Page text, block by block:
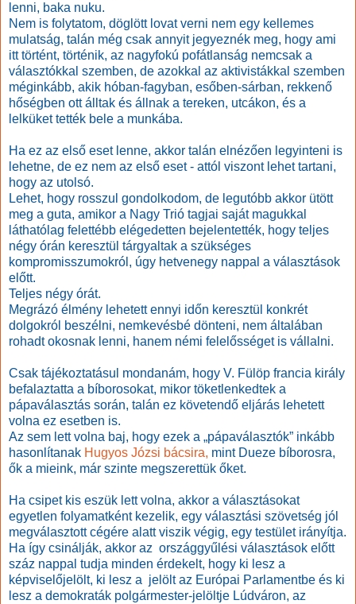
lenni, baka nuku.
Nem is folytatom, döglött lovat verni nem egy kellemes
mulatság, talán még csak annyit jegyeznék meg, hogy ami
itt történt, történik, az nagyfokú pofátlanság nemcsak a
választókkal szemben, de azokkal az aktivistákkal szemben
méginkább, akik hóban-fagyban, esőben-sárban, rekkenő
hőségben ott álltak és állnak a tereken, utcákon, és a
lelküket tették bele a munkába.
Ha ez az első eset lenne, akkor talán elnézően legyinteni is
lehetne, de ez nem az első eset - attól viszont lehet tartani,
hogy az utolsó.
Lehet, hogy rosszul gondolkodom, de legutóbb akkor ütött
meg a guta, amikor a Nagy Trió tagjai saját magukkal
láthatólag felettébb elégedetten bejelentették, hogy teljes
négy órán keresztül tárgyaltak a szükséges
kompromisszumokról, úgy hetvenegy nappal a választások
előtt.
Teljes négy órát.
Megrázó élmény lehetett ennyi időn keresztül konkrét
dolgokról beszélni, nemkevésbé dönteni, nem általában
rohadt okosnak lenni, hanem némi felelősséget is vállalni.
Csak tájékoztatásul mondanám, hogy V. Fülöp francia király
befalaztatta a bíborosokat, mikor töketlenkedtek a
pápaválasztás során, talán ez követendő eljárás lehetett
volna ez esetben is.
Az sem lett volna baj, hogy ezek a „pápaválasztók” inkább
hasonlítanak Hugyos Józsi bácsira, mint Dueze bíborosra,
ők a mieink, már szinte megszerettük őket.
Ha csipet kis eszük lett volna, akkor a választásokat
egyetlen folyamatként kezelik, egy választási szövetség jól
megválasztott cégére alatt viszik végig, egy testület irányítja.
Ha így csinálják, akkor az országgyűlési választások előtt
száz nappal tudja minden érdekelt, hogy ki lesz a
képviselőjelölt, ki lesz a jelölt az Európai Parlamentbe és ki
lesz a demokraták polgármester-jelöltje Lúdváron, az